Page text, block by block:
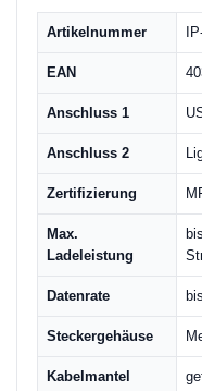
Artikelnummer
EAN
Anschluss 1
Anschluss 2
Zertifizierung
Max.
Ladeleistung
Datenrate
Steckergehäuse
Kabelmantel